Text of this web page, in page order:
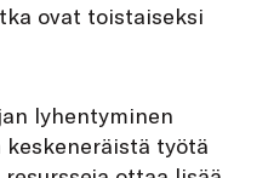
ovat toistaiseksi
lyhentyminen
työtä